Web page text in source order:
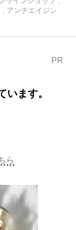
アンチエイジン
PR
います。
ら